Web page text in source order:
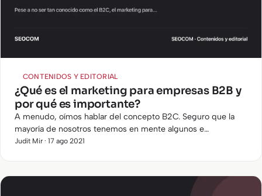
CONTENIDOS Y EDITORIAL
¿Qué es el marketing para empresas B2B y
por qué es importante?
A menudo, oímos hablar del concepto B2C. Seguro que la
mayoría de nosotros tenemos en mente algunos e
commerce y grandes plataformas en las que podemos
Judit Mir · 17 ago 2021